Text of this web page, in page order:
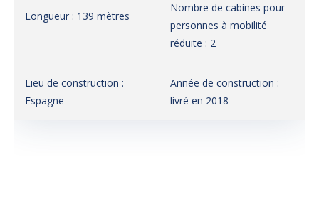
Longueur : 139 mètres
Nombre de cabines pour
personnes à mobilité
réduite : 2
Lieu de construction :
Espagne
Année de construction :
livré en 2018